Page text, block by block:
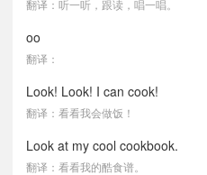
翻译：听一听，跟读，唱一唱。
oo
翻译：
Look! Look! I can cook!
翻译：看看我会做饭！
Look at my cool cookbook.
翻译：看看我的酷食谱。